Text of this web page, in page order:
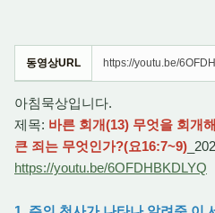
동영상URL https://youtu.be/
아침묵상입니다.
제목: 바른 회개(13) 무엇을 회개
큰 죄는 무엇인가?(요16:7~9)
https://youtu.be/6OFDHBKDLYQ